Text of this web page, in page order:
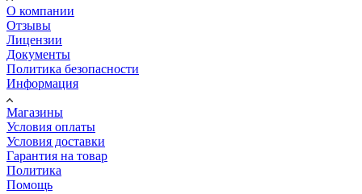
О компании
Отзывы
Лицензии
Документы
Политика безопасности
Информация
Магазины
Условия оплаты
Условия доставки
Гарантия на товар
Политика
Помощь